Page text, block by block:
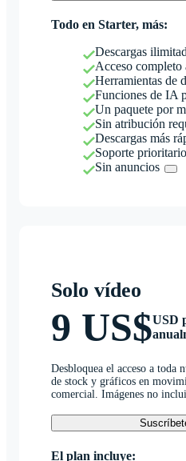
Todo en Starter, más:
Descargas
Acceso completo
Herramientas de
Funciones de IA
Un paquete por
Sin atribución
Descargas más
Soporte prioritario
Sin anuncios
Solo vídeo
9 US$USD
Desbloquea el acceso a toda
de stock y gráficos en
comercial. Imágenes no
El plan incluye: